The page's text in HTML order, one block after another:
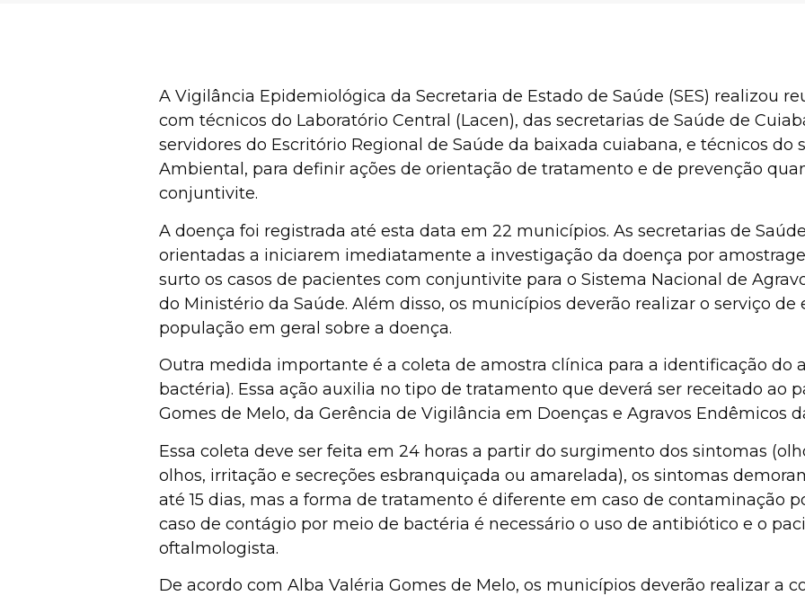
A Vigilância Epidemiológica da Secretaria de Estado de Saúde (SES) realizou
com técnicos do Laboratório Central (Lacen), das secretarias de Saúde de
servidores do Escritório Regional de Saúde da baixada cuiabana, e técnicos do
Ambiental, para definir ações de orientação de tratamento e de prevenção
conjuntivite.
A doença foi registrada até esta data em 22 municípios. As secretarias de
orientadas a iniciarem imediatamente a investigação da doença por
surto os casos de pacientes com conjuntivite para o Sistema Nacional de
do Ministério da Saúde. Além disso, os municípios deverão realizar o serviço de
população em geral sobre a doença.
Outra medida importante é a coleta de amostra clínica para a identificação do
bactéria). Essa ação auxilia no tipo de tratamento que deverá ser receitado ao
Gomes de Melo, da Gerência de Vigilância em Doenças e Agravos Endêmicos
Essa coleta deve ser feita em 24 horas a partir do surgimento dos sintomas
olhos, irritação e secreções esbranquiçada ou amarelada), os sintomas
até 15 dias, mas a forma de tratamento é diferente em caso de contaminação
caso de contágio por meio de bactéria é necessário o uso de antibiótico e o
oftalmologista.
De acordo com Alba Valéria Gomes de Melo, os municípios deverão realizar a